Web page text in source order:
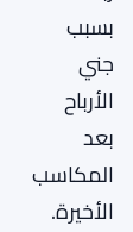
بسبب
جني
الأرباح
بعد
المكاسب
الأخيرة.